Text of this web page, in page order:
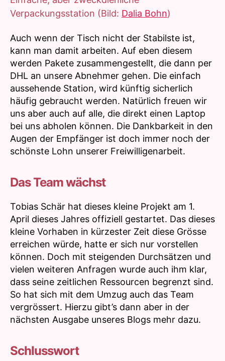
Verpackungsstation (Bild: Dalia Bohn)
Auch wenn der Tisch nicht der Stabilste ist,
kann man damit arbeiten. Auf eben diesem
werden Pakete zusammengestellt, die dann per
DHL an unsere Abnehmer gehen. Die einfach
aussehende Station, wird künftig sicherlich
häufig gebraucht werden. Natürlich freuen wir
uns aber auch auf alle, die direkt einen Laptop
bei uns abholen können. Die Dankbarkeit in den
Augen der Empfänger ist doch immer noch der
schönste Lohn unserer Freiwilligenarbeit.
Das Team wächst
Tobias Schär hat dieses kleine Projekt am 1.
April dieses Jahres offiziell gestartet. Das dieses
kleine Vorhaben in kürzester Zeit diese Grösse
erreichen würde, hatte er sich nur vorstellen
können. Doch mit steigenden Durchsätzen und
vielen weiteren Anfragen wurde auch ihm klar,
dass seine zeitlichen Ressourcen begrenzt sind.
So hat sich mit dem Umzug auch das Team
vergrössert. Hierzu gibt’s dann aber in der
nächsten Ausgabe unseres Blogs mehr dazu.
Schlusswort